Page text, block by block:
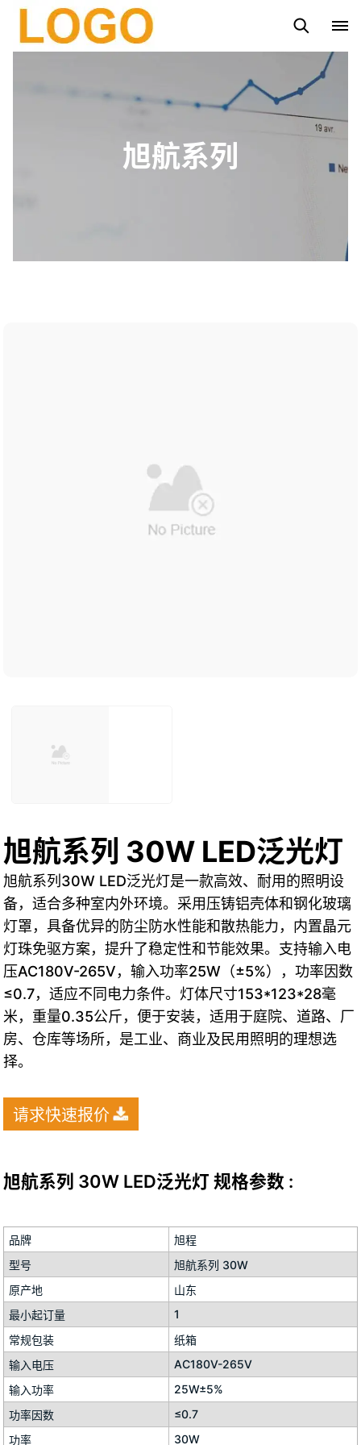
市电投光灯系列
旭航系列
旭航系列 30W LED泛光灯
旭航系列30W LED泛光灯是一款高效、耐用的照明设
备，适合多种室内外环境。采用压铸铝壳体和钢化玻璃
灯罩，具备优异的防尘防水性能和散热能力，内置晶元
灯珠免驱方案，提升了稳定性和节能效果。支持输入电
压AC180V-265V，输入功率25W（±5%），功率因数
≤0.7，适应不同电力条件。灯体尺寸153*123*28毫
米，重量0.35公斤，便于安装，适用于庭院、道路、厂
房、仓库等场所，是工业、商业及民用照明的理想选
择。
请求快速报价
旭航系列 30W LED泛光灯 规格参数 :
品牌
旭程
型号
旭航系列 30W
原产地
山东
最小起订量
1
常规包装
纸箱
输入电压
AC180V-265V
输入功率
25W±5%
功率因数
≤0.7
功率
30W